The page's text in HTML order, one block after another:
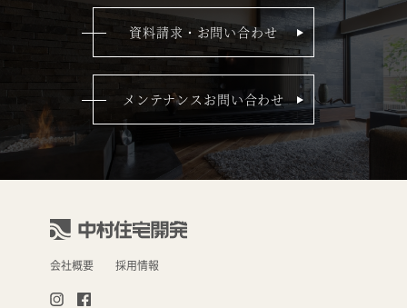
資料請求・お問い合わせ
メンテナンスお問い合わせ
会社概要 採用情報